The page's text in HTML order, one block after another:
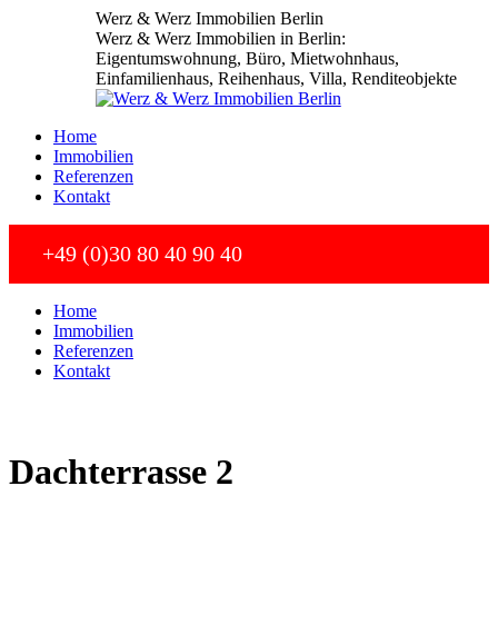
Werz & Werz Immobilien Berlin
Werz & Werz Immobilien in Berlin:
Eigentumswohnung, Büro, Mietwohnhaus,
Einfamilienhaus, Reihenhaus, Villa, Renditeobjekte
Home
Immobilien
Referenzen
Kontakt
+49 (0)30 80 40 90 40
Home
Immobilien
Referenzen
Kontakt
Dachterrasse 2